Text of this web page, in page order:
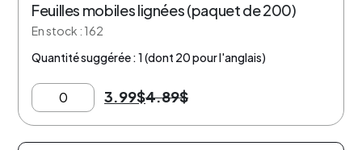
Feuilles mobiles lignées (paquet de 200)
En stock : 162
Quantité suggérée : 1 (dont 20 pour l'anglais)
3.99$4.89$